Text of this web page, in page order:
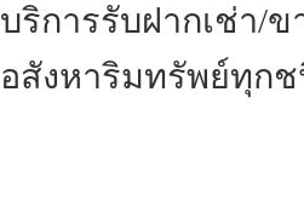
บริการรับฝากเช่า/
อสังหาริมทรัพย์ทุก